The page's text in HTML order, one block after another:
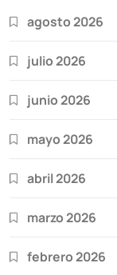
agosto 2026
julio 2026
junio 2026
mayo 2026
abril 2026
marzo 2026
febrero 2026